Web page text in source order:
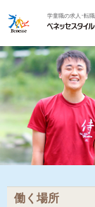
学童職の求人･転
働く場所